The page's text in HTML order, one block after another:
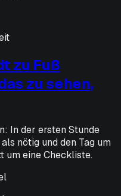
zu Fuß
zu sehen,
In der ersten Stunde
nötig und den Tag um
um eine Checkliste.